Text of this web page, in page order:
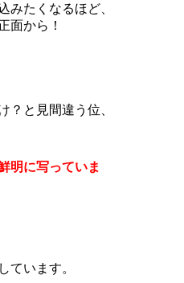
みたくなるほど、
面から！
？と見間違う位、
明に写っていま
しています。